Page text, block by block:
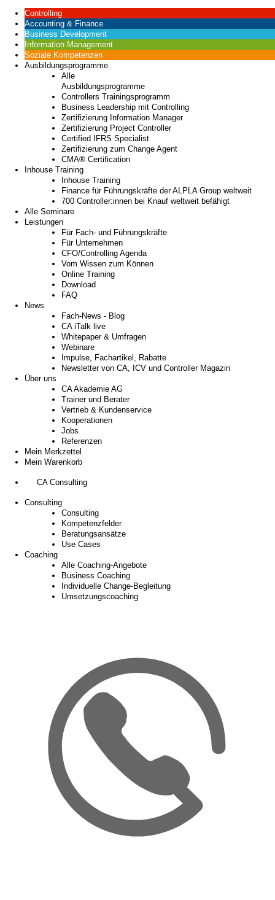
Controlling
Accounting & Finance
Business Development
Information Management
Soziale Kompetenzen
Ausbildungsprogramme
Alle
Ausbildungsprogramme
Controllers Trainingsprogramm
Business Leadership mit Controlling
Zertifizierung Information Manager
Zertifizierung Project Controller
Certified IFRS Specialist
Zertifizierung zum Change Agent
CMA® Certification
Inhouse Training
Inhouse Training
Finance für Führungskräfte der ALPLA Group weltweit
700 Controller:innen bei Knauf weltweit befähigt
Alle Seminare
Leistungen
Für Fach- und Führungskräfte
Für Unternehmen
CFO/Controlling Agenda
Vom Wissen zum Können
Online Training
Download
FAQ
News
Fach-News - Blog
CA iTalk live
Whitepaper & Umfragen
Webinare
Impulse, Fachartikel, Rabatte
Newsletter von CA, ICV und Controller Magazin
Über uns
CA Akademie AG
Trainer und Berater
Vertrieb & Kundenservice
Kooperationen
Jobs
Referenzen
Mein Merkzettel
Mein Warenkorb
CA Consulting
Consulting
Consulting
Kompetenzfelder
Beratungsansätze
Use Cases
Coaching
Alle Coaching-Angebote
Business Coaching
Individuelle Change-Begleitung
Umsetzungscoaching